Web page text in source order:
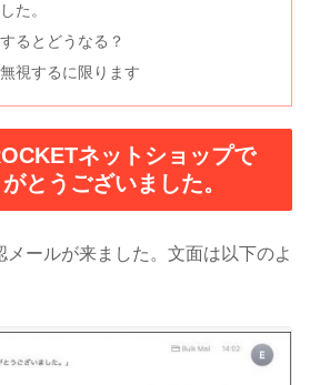
た。
るとどうなる？
視するに限ります
ネットショップで
とうございました。
メールが来ました。文面は以下のよ